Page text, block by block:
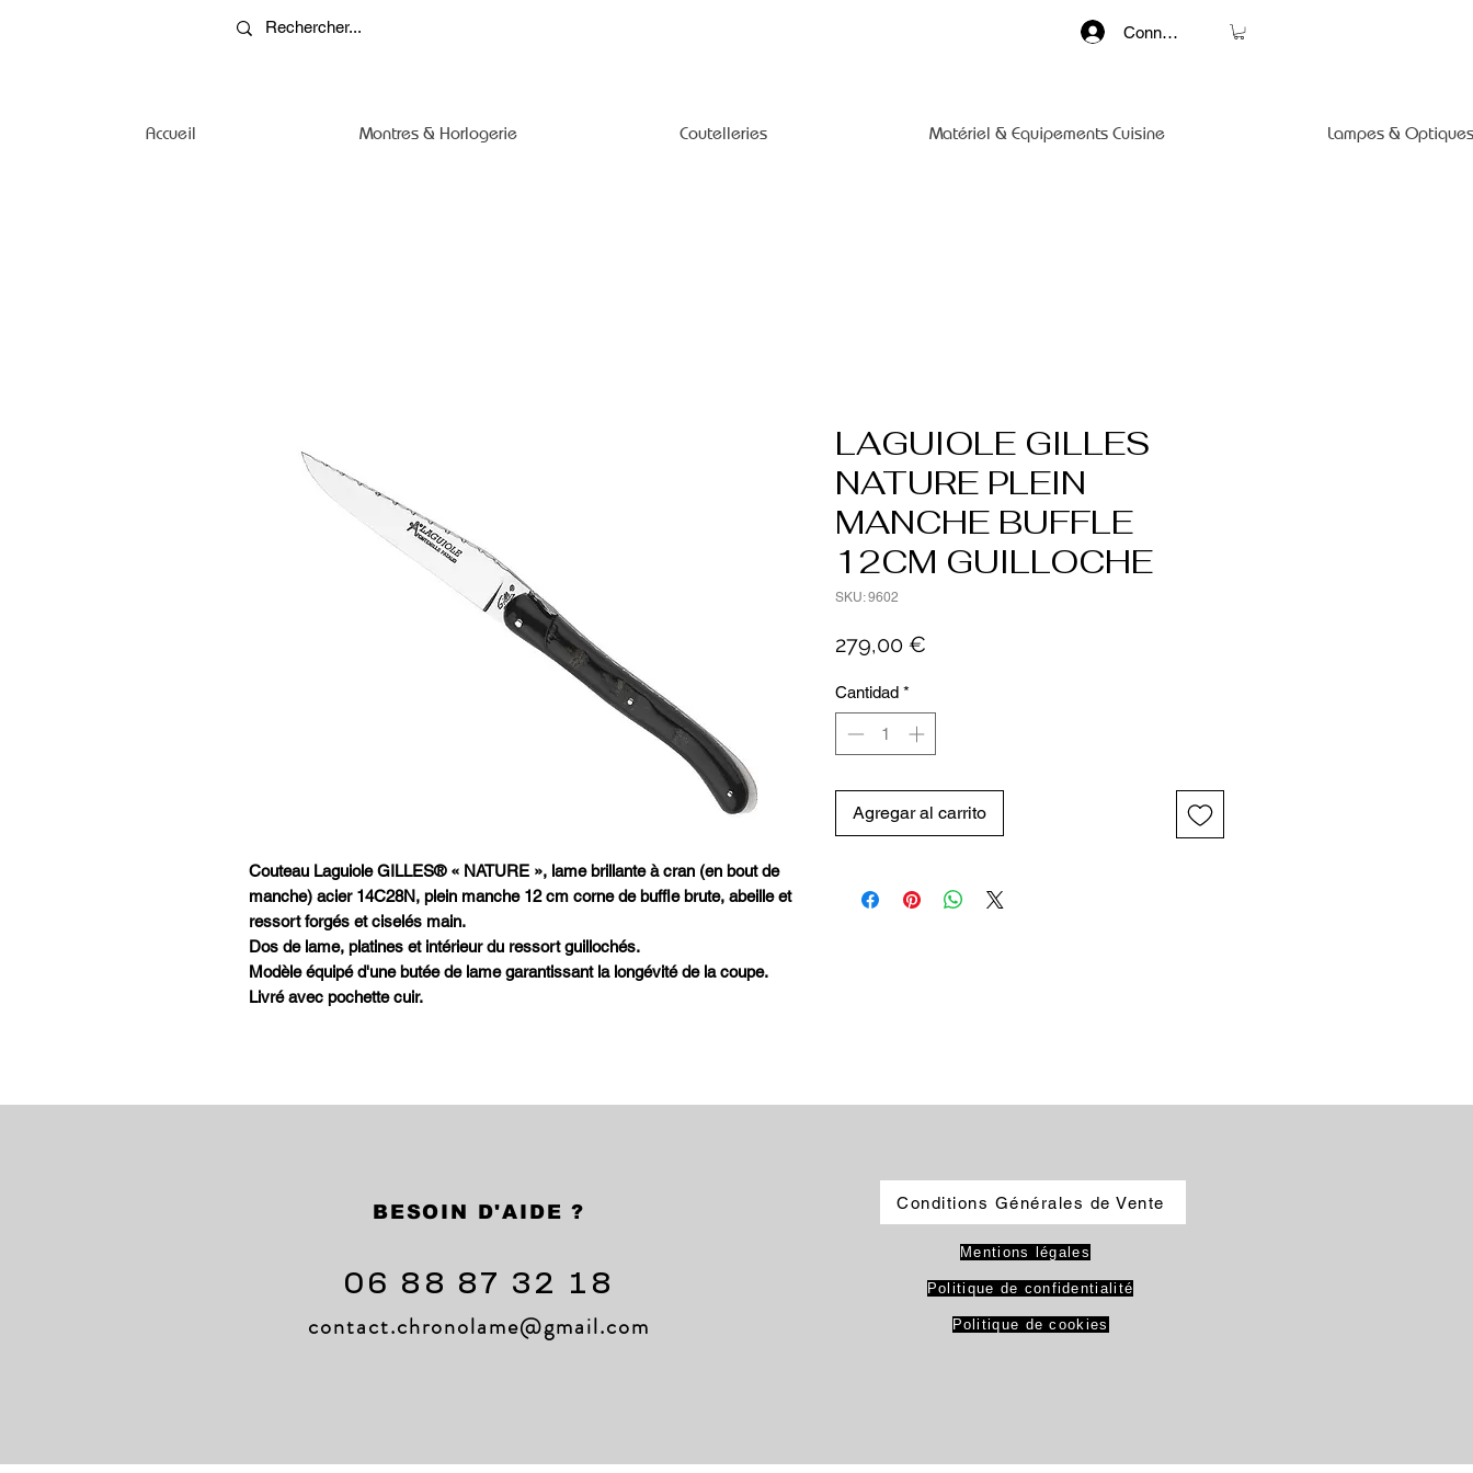
Connexion
Accueil Montres & Horlogerie Coutelleries Matériel & Equipements Cuisine Lampes &
Couteau Laguiole GILLES® « NATURE », lame brillante à cran (en bout de
manche) acier 14C28N, plein manche 12 cm corne de buffle brute, abeille et
ressort forgés et ciselés main.
Dos de lame, platines et intérieur du ressort guillochés.
Modèle équipé d'une butée de lame garantissant la longévité de la coupe.
Livré avec pochette cuir.
LAGUIOLE GILLES
NATURE PLEIN
MANCHE BUFFLE
12CM GUILLOCHE
SKU: 9602
279,00 €
Cantidad *
Agregar al carrito
BESOIN D'AIDE ?
06 88 87 32 18
contact.chronolame@gmail.com
Conditions Générales de Vente
Mentions légales
Politique de confidentialité
Politique de cookies